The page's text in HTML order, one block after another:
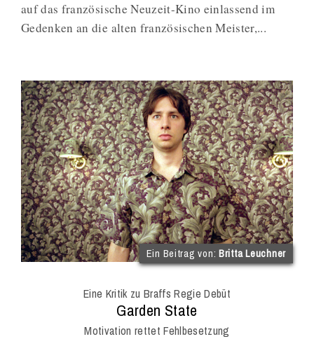
auf das französische Neuzeit-Kino einlassend im
Gedenken an die alten französischen Meister,...
Ein Beitrag von:Britta Leuchner
Eine Kritik zu Braffs Regie Debüt
:
Garden State
Motivation rettet Fehlbesetzung